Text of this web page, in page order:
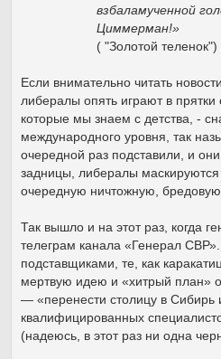
взбаламученной
Циммерман!»
( "Золотой теленок")
Если внимательно читать
либералы опять играют в прятки
которые мы знаем с детства, -
международного уровня, так
очередной раз подставили, и
задницы, либералы
очередную ничтожную, бредовую
Так вышло и на этот раз, когда
телеграм канала «Генерал
подставщиками, те, как
мертвую идею и «хитрый план»
— «перенести столицу в Сибирь
квалифицированных
(надеюсь, в этот раз ни одна